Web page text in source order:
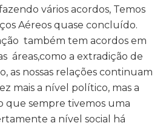
vários acordos, Temos
Aéreos quase concluído.
também tem acordos em
áreas,como a extradição de
as nossas relações continuam
mais a nível político, mas a
que sempre tivemos uma
a nível social há